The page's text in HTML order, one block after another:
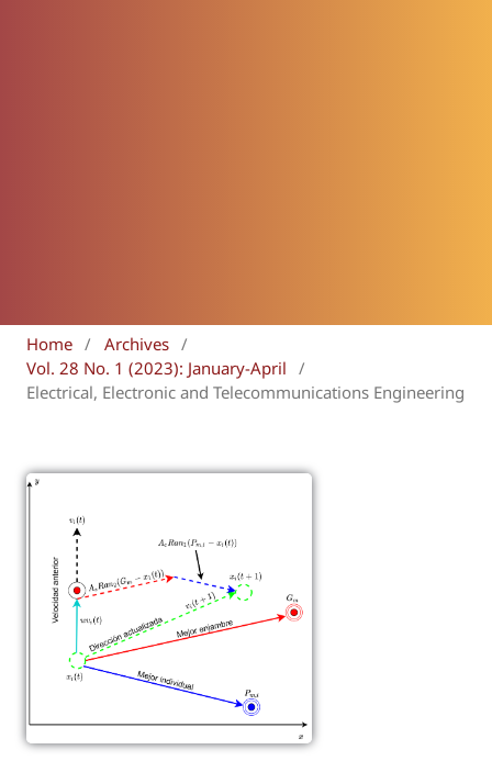
Home / Archives /
Vol. 28 No. 1 (2023): January-April
/
Electrical, Electronic and Telecommunications Engineering